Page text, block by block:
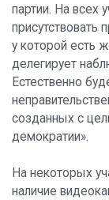
партии. На всех
присутствовать
у которой есть
делегирует
Естественно
созданных с
демократии».
На некоторых
наличие